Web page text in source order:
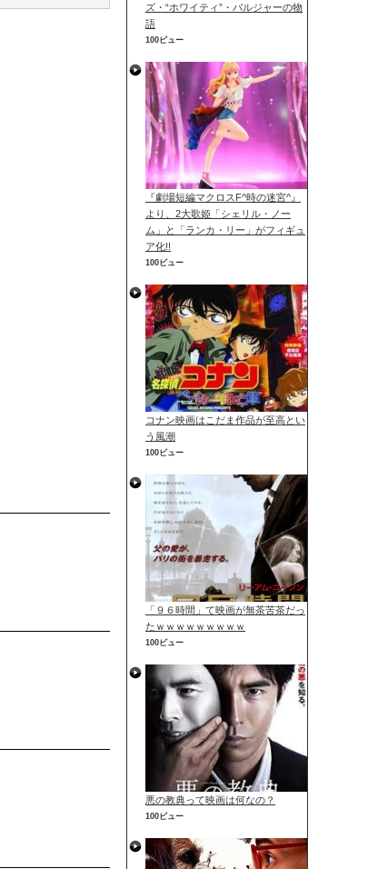
ズ・“ホワイティ”・バルジャーの物
語
100ビュー
『劇場短編マクロスF^時の迷宮^』
より、2大歌姫「シェリル・ノー
ム」と「ランカ・リー」がフィギュ
ア化!!
100ビュー
コナン映画はこだま作品が至高とい
う風潮
100ビュー
「９６時間」て映画が無茶苦茶だっ
たｗｗｗｗｗｗｗｗｗ
100ビュー
悪の教典って映画は何なの？
100ビュー